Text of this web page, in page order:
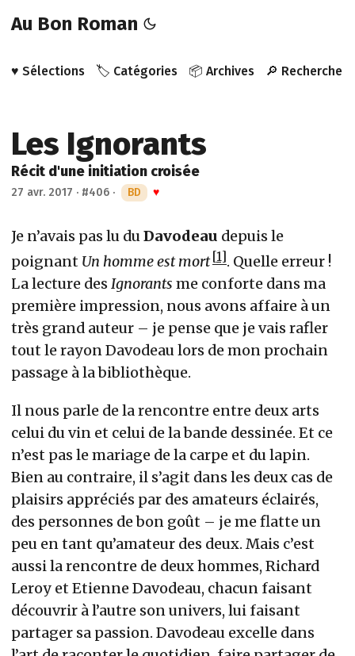
Au Bon Roman
♥️ Sélections 🏷️ Catégories 📦 Archives 🔎 Recherche
Les Ignorants
Récit d'une initiation croisée
27 avr. 2017 · #406 · BD ♥
Je n’avais pas lu duDavodeau depuis le
poignant Un homme est mort 1 . Quelle erreur !
La lecture desIgnorants me conforte dans ma
première impression, nous avons affaire à un
très grand auteur – je pense que je vais rafler
tout le rayon Davodeau lors de mon prochain
passage à la bibliothèque.
Il nous parle de la rencontre entre deux arts
celui du vin et celui de la bande dessinée. Et ce
n’est pas le mariage de la carpe et du lapin.
Bien au contraire, il s’agit dans les deux cas de
plaisirs appréciés par des amateurs éclairés,
des personnes de bon goût – je me flatte un
peu en tant qu’amateur des deux. Mais c’est
aussi la rencontre de deux hommes, Richard
Leroy et Etienne Davodeau, chacun faisant
découvrir à l’autre son univers, lui faisant
partager sa passion. Davodeau excelle dans